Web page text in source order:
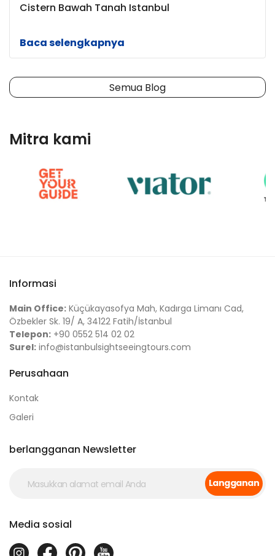
Cistern Bawah Tanah Istanbul
Baca selengkapnya
Semua Blog
Mitra kami
Informasi
Main Office: Küçükayasofya Mah, Kadırga Limanı Cad,
Özbekler Sk. 19/ A, 34122 Fatih/İstanbul
Telepon: +90 0552 514 02 02
Surel: info@istanbulsightseeingtours.com
Perusahaan
Kontak
Galeri
berlangganan Newsletter
Langganan
Media sosial